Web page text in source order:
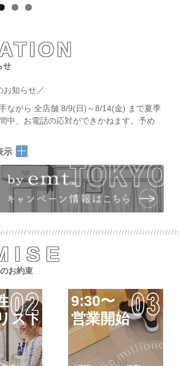
せ
お知らせ／
ながら 全店舗 8/9(日)～8/14(金) まで夏季
中、お電話の応対ができかねます。予め
示
お約束
スト
9:30〜
営業開始